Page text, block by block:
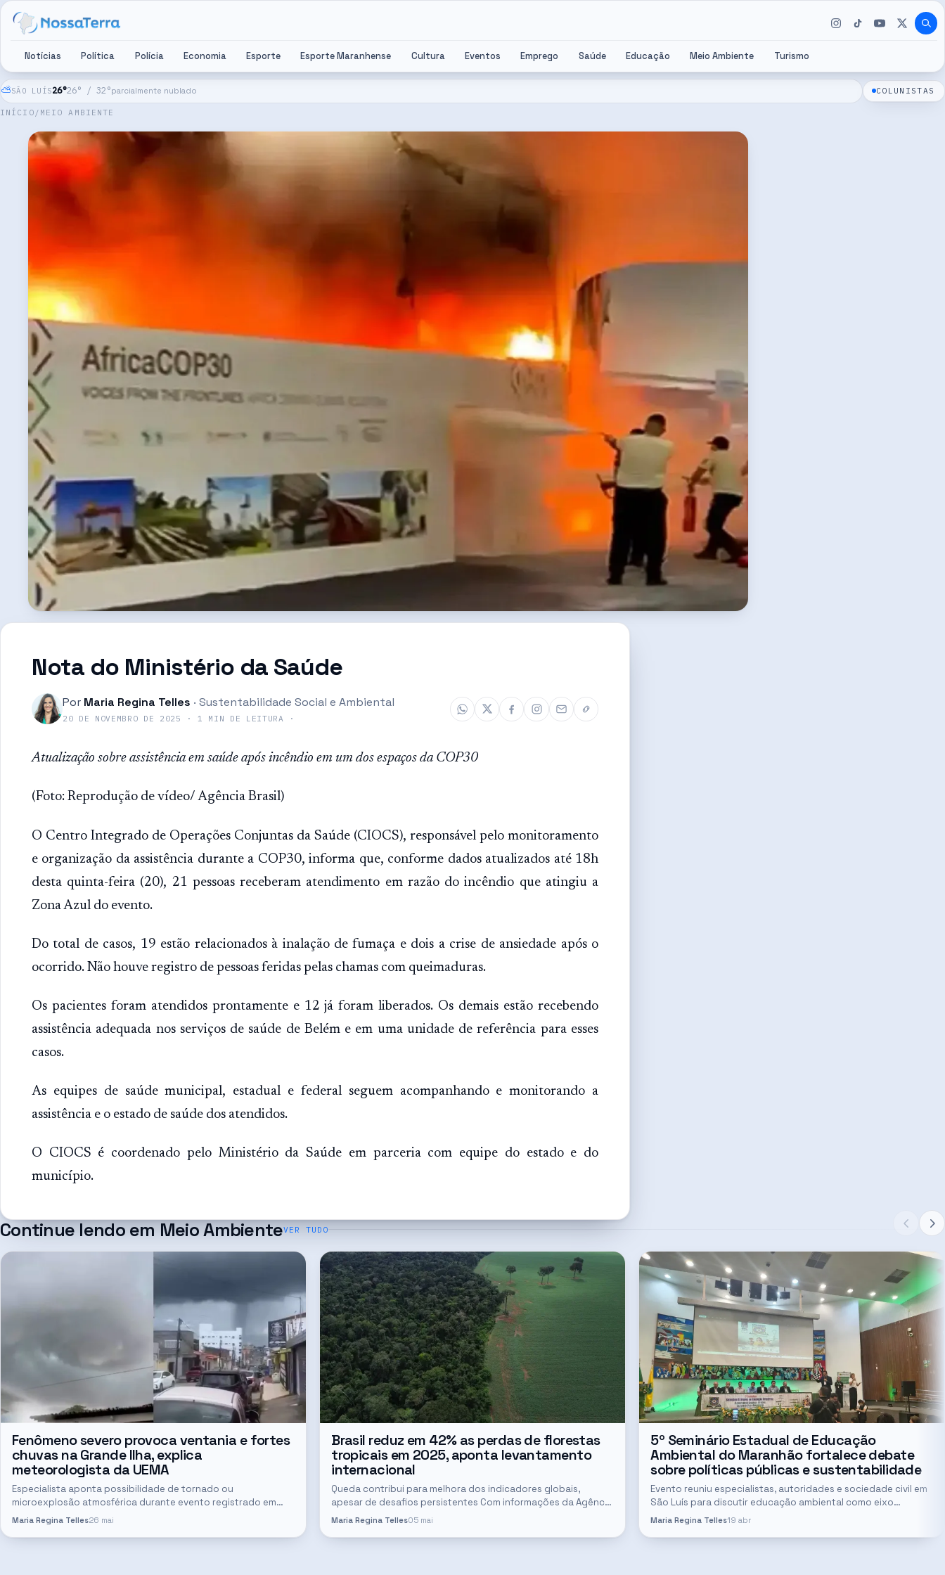
Pular para o conteúdo
Notícias Política Polícia Economia Esporte Esporte Maranhense Cultura Eventos Emprego Saúde Educação Meio Ambiente Turismo
⛅SÃO LUÍS26°26° /32°parcialmente nublado COLUNISTAS
INÍCIO / MEIO AMBIENTE
Nota do Ministério da Saúde
Por Maria Regina Telles · Sustentabilidade Social e Ambiental
20 DE NOVEMBRO DE 2025 · 1 MIN DE LEITURA ·
Atualização sobre assistência em saúde após incêndio em um dos espaços da COP30
(Foto: Reprodução de vídeo/ Agência Brasil)
O Centro Integrado de Operações Conjuntas da Saúde (CIOCS), responsável pelo monitoramento
e organização da assistência durante a COP30, informa que, conforme dados atualizados até 18h
desta quinta-feira (20), 21 pessoas receberam atendimento em razão do incêndio que atingiu a
Zona Azul do evento.
Do total de casos, 19 estão relacionados à inalação de fumaça e dois a crise de ansiedade após o
ocorrido. Não houve registro de pessoas feridas pelas chamas com queimaduras.
Os pacientes foram atendidos prontamente e 12 já foram liberados. Os demais estão recebendo
assistência adequada nos serviços de saúde de Belém e em uma unidade de referência para esses
casos.
As equipes de saúde municipal, estadual e federal seguem acompanhando e monitorando a
assistência e o estado de saúde dos atendidos.
O CIOCS é coordenado pelo Ministério da Saúde em parceria com equipe do estado e do
município.
Continue lendo emMeio AmbienteVER TUDO
Fenômeno severo provoca ventania e fortes
chuvas na Grande Ilha, explica
meteorologista da UEMA
Especialista aponta possibilidade de tornado ou
microexplosão atmosférica durante evento registrado em
São Luís e São José de Ribamar O forte evento climático
Maria Regina Telles26 mai
Brasil reduz em 42% as perdas de florestas
tropicais em 2025, aponta levantamento
internacional
Queda contribui para melhora dos indicadores globais,
apesar de desafios persistentes Com informações da Agência
Brasil O Brasil registrou, em 2025, a perda de 1,6 milhão de
Maria Regina Telles05 mai
5º Seminário Estadual de Educação
Ambiental do Maranhão fortalece debate
sobre políticas públicas e sustentabilidade
Evento reuniu especialistas, autoridades e sociedade civil em
São Luís para discutir educação ambiental como eixo
estratégico diante das mudanças climáticas Autoridades,
Maria Regina Telles19 abr